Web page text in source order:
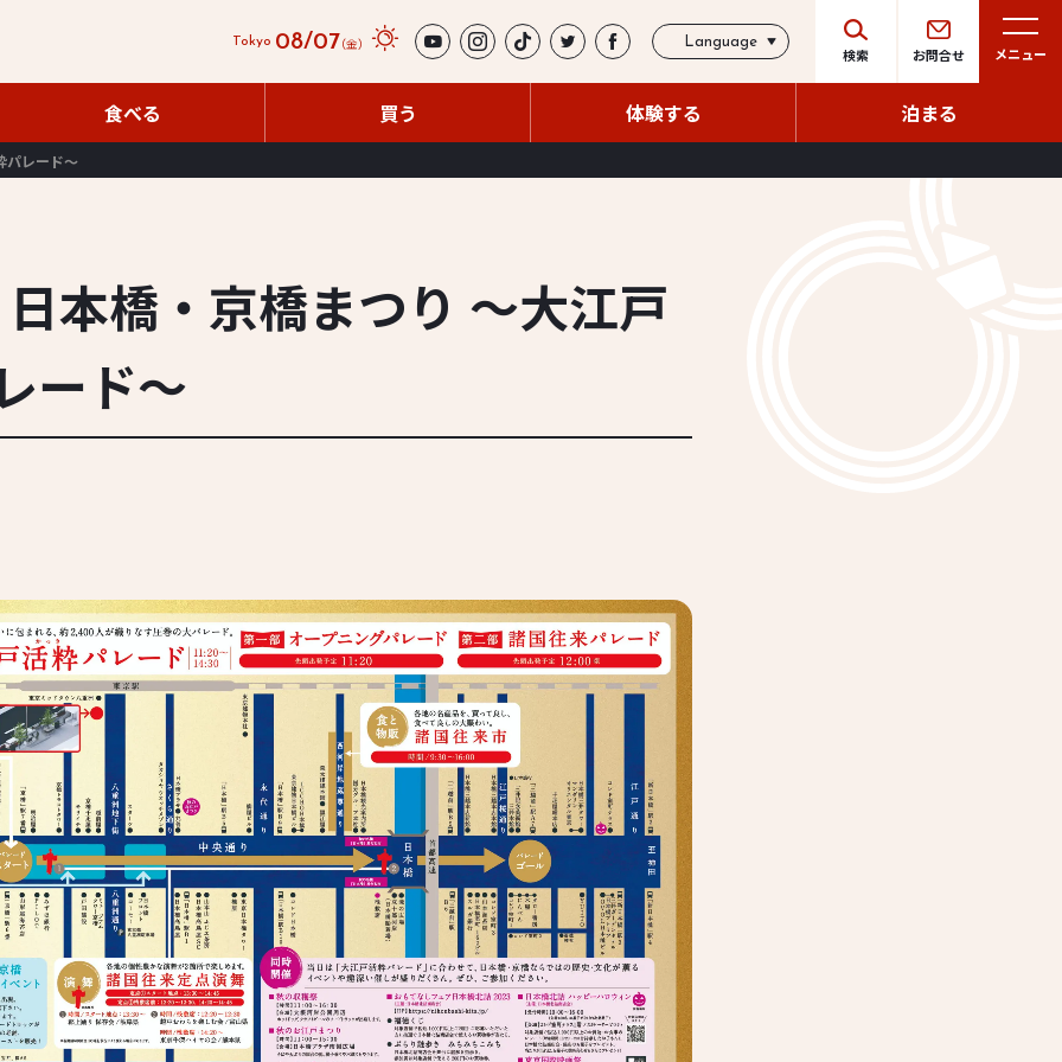
検索 お問合せ メニュー
食べる
食べる
買う
買う
体験する
体験する
泊まる
泊まる
Tokyo 08/07（金） Language
パレード〜
本橋・京橋まつり 〜大江戸
ード〜